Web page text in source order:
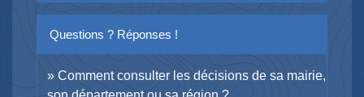
Questions ? Réponses !
Comment consulter les décisions de sa mairie,